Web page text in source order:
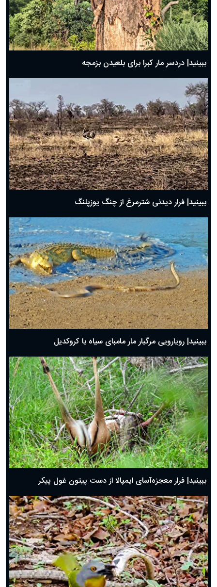
ببینید| دردسر مار کبرا برای بلعیدن بزمجه
ببینید| فرار دیدنی شترمرغ از چنگ یوزپلنگ
ببینید| رویارویی مرگبار مار مامبای سیاه با کروکدیل
ببینید| فرار معجزه‌آسای ایمپالا از دست پیتون غول پیکر